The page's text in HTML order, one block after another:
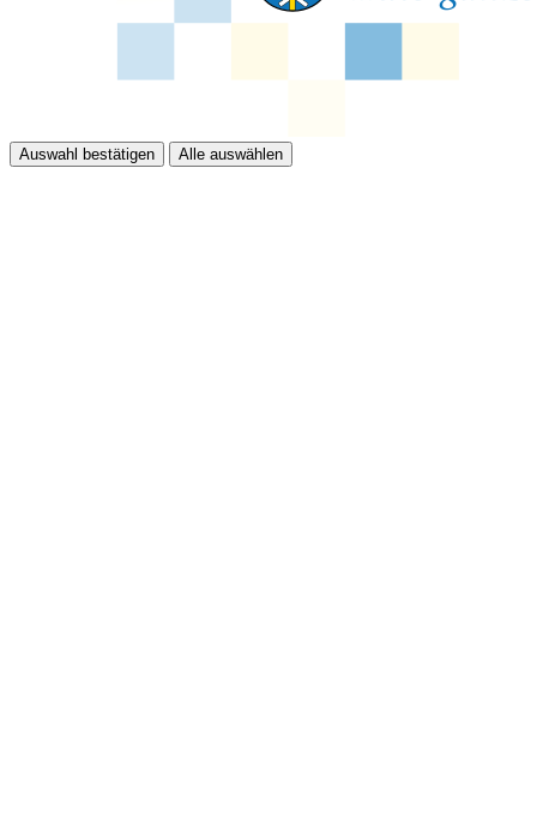
Auswahl bestätigen Alle auswählen